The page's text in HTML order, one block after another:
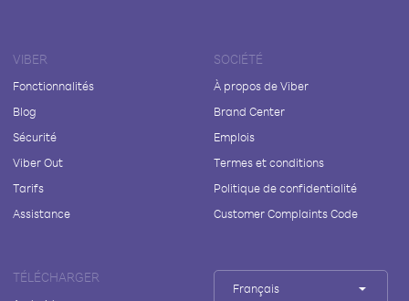
VIBER
Fonctionnalités
Blog
Sécurité
Viber Out
Tarifs
Assistance
SOCIÉTÉ
À propos de Viber
Brand Center
Emplois
Termes et conditions
Politique de confidentialité
Customer Complaints Code
TÉLÉCHARGER
Français